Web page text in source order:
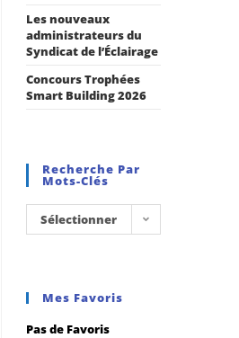
Les nouveaux
administrateurs du
Syndicat de l’Éclairage
Concours Trophées
Smart Building 2026
Recherche Par
Mots-Clés
Sélectionner
Mes Favoris
Pas de Favoris